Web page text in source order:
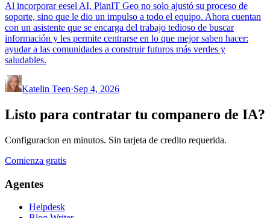
Al incorporar eesel AI, PlanIT Geo no solo ajustó su proceso de
soporte, sino que le dio un impulso a todo el equipo. Ahora cuentan
con un asistente que se encarga del trabajo tedioso de buscar
información y les permite centrarse en lo que mejor saben hacer:
ayudar a las comunidades a construir futuros más verdes y
saludables.
Katelin Teen·Sep 4, 2026
Listo para contratar tu companero de IA?
Configuracion en minutos. Sin tarjeta de credito requerida.
Comienza gratis
Agentes
Helpdesk